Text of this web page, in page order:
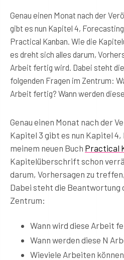
Genau einen Monat nach der
gibt es nun Kapitel 4,
Practical Kanban. Wie die
es dreht sich alles darum,
Arbeit fertig wird. Dabei steht
folgenden Fragen im Zentrum:
Arbeit fertig? Wann werden
Genau einen Monat nach der
Kapitel 3 gibt es nun Kapitel
meinem neuen Buch Practical
Kapitelüberschrift schon
darum, Vorhersagen zu
Dabei steht die Beantwortung
Zentrum:
Wann wird diese Arbeit
Wann werden diese N
Wieviele Arbeiten